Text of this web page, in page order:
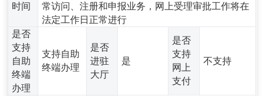
时间
常访问、注册和申报业务，网上受理审批工作将在
法定工作日正常进行
是否
支持
自助
终端
办理
支持自助
终端办理
是否
进驻
大厅
是
是否
支持
网上
支付
不支持